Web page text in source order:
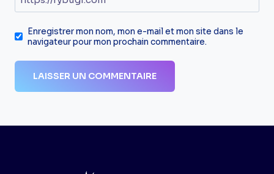
Enregistrer mon nom, mon e-mail et mon site dans le
navigateur pour mon prochain commentaire.